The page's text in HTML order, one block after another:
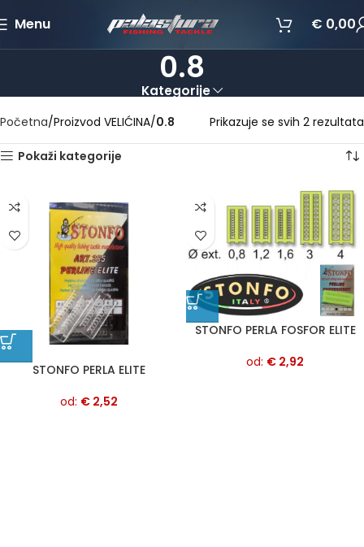
Menu € 0,00
0.8
Kategorije
Početna Proizvod VELIĆINA 0.8 Prikazuje se svih 2 rezultata
Pokaži kategorije
STONFO PERLA ELITE
od: € 2,52
STONFO PERLA FOSFOR ELITE
od: € 2,92